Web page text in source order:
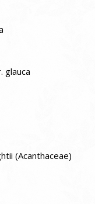
glauca
(Acanthaceae)